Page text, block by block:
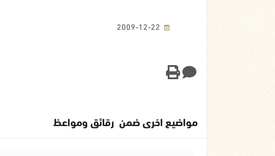
2009-12-22
مواضيع اخرى ضمن رقائق ومواعظ